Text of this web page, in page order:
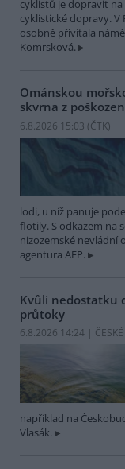
cyklistů je dopravit
cyklistické dopravy. V
osobně přivítala
Komrsková.
Ománskou
skvrna z
6.8.2026 15:03 (ČTK)
lodi, u níž panuje
flotily. S odkazem na
nizozemské nevládní
agentura AFP.
Kvůli nedostatku
průtoky
6.8.2026 14:24 | ČESKÉ
například na
Vlasák.